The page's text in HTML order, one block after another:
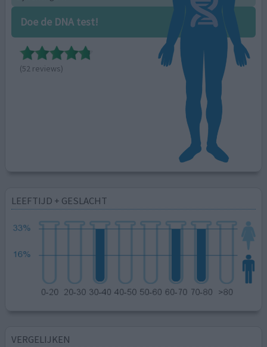
Doe de DNA test!
(52 reviews)
LEEFTIJD + GESLACHT
VERGELIJKEN